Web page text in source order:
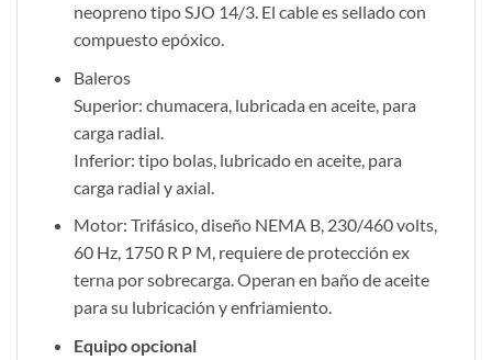
neopreno tipo SJO 14/3. El cable es sellado con
compuesto epóxico.
Baleros
Superior: chumacera, lubricada en aceite, para
carga radial.
Inferior: tipo bolas, lubricado en aceite, para
carga radial y axial.
Motor: Trifásico, diseño NEMA B, 230/460 volts,
60 Hz, 1750 R P M, requiere de protección ex
terna por sobrecarga. Operan en baño de aceite
para su lubricación y enfriamiento.
Equipo opcional